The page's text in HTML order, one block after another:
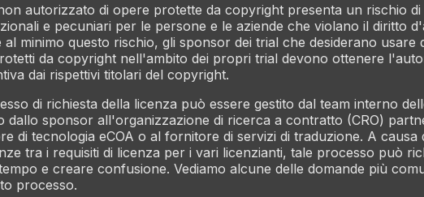
autorizzato di opere protette da copyright presenta un rischio di
e pecuniari per le persone e le aziende che violano il diritto
al minimo questo rischio, gli sponsor dei trial che desiderano usare
da copyright nell'ambito dei propri trial devono ottenere
dai rispettivi titolari del copyright.
di richiesta della licenza può essere gestito dal team interno
dallo sponsor all'organizzazione di ricerca a contratto (CRO)
di tecnologia eCOA o al fornitore di servizi di traduzione. A causa
tra i requisiti di licenza per i vari licenzianti, tale processo può
e creare confusione. Vediamo alcune delle domande più
processo.